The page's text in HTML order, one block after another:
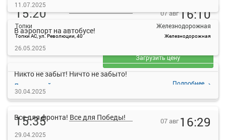
15:20
Топки
Топки АС, ул. Революции, 40
07 авг16:10
Железнодорожная
Железнодорожная
Детали рейса
Подробнее
— руб.
Загрузить цену
15:35
Топки
07 авг 16:29
11.07.2025
В аэропорт на автобусе!
26.05.2025
Никто не забыт! Ничто не забыто!
30.04.2025
Все для фронта! Все для Победы!
29.04.2025